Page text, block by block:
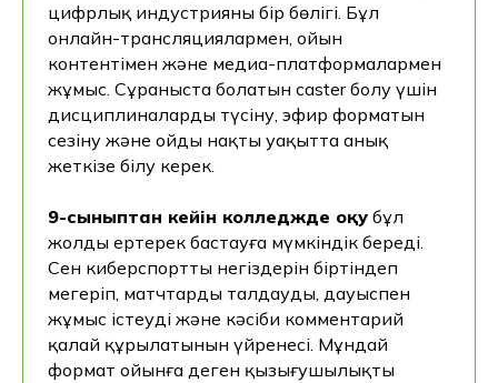
цифрлық индустрияның бір бөлігі. Бұл
онлайн-трансляциялармен, ойын
контентімен және медиа-платформалармен
жұмыс. Сұраныста болатын caster болу үшін
дисциплиналарды түсіну, эфир форматын
сезіну және ойды нақты уақытта анық
жеткізе білу керек.
9-сыныптан кейін колледжде оқу бұл
жолды ертерек бастауға мүмкіндік береді.
Сен киберспорттың негіздерін біртіндеп
меңгеріп, матчтарды талдауды, дауыспен
жұмыс істеуді және кәсіби комментарий
қалай құрылатынын үйренесің. Мұндай
формат ойынға деген қызығушылықты